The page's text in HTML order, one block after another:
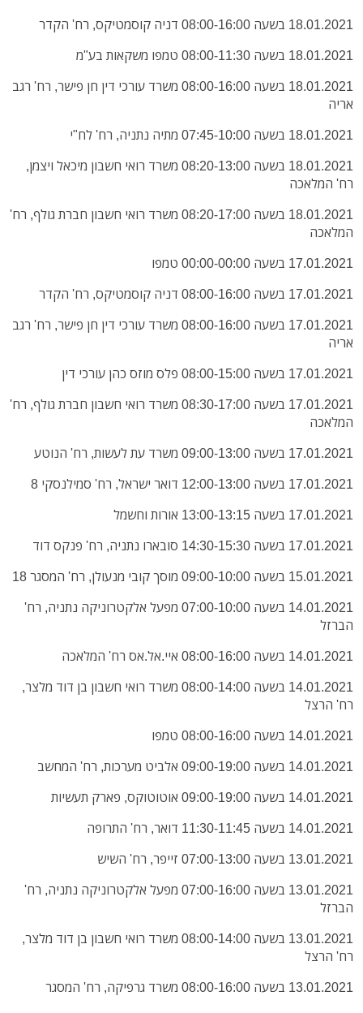
18.01.2021 בשעה 08:00-16:00 דניה קוסמטיקס, רח' הקדר
18.01.2021 בשעה 08:00-11:30 טמפו משקאות בע"מ
18.01.2021 בשעה 08:00-16:00 משרד עורכי דין חן פישר, רח' רגב
אריה
18.01.2021 בשעה 07:45-10:00 מתיה נתניה, רח' לח"י
18.01.2021 בשעה 08:20-13:00 משרד רואי חשבון מיכאל ויצמן,
רח' המלאכה
18.01.2021 בשעה 08:20-17:00 משרד רואי חשבון חברת גולף, רח'
המלאכה
17.01.2021 בשעה 00:00-00:00 טמפו
17.01.2021 בשעה 08:00-16:00 דניה קוסמטיקס, רח' הקדר
17.01.2021 בשעה 08:00-16:00 משרד עורכי דין חן פישר, רח' רגב
אריה
17.01.2021 בשעה 08:00-15:00 פלס מוזס כהן עורכי דין
17.01.2021 בשעה 08:30-17:00 משרד רואי חשבון חברת גולף, רח'
המלאכה
17.01.2021 בשעה 09:00-13:00 משרד עת לעשות, רח' הנוטע
17.01.2021 בשעה 12:00-13:00 דואר ישראל, רח' סמילנסקי 8
17.01.2021 בשעה 13:00-13:15 אורות וחשמל
17.01.2021 בשעה 14:30-15:30 סובארו נתניה, רח' פנקס דוד
15.01.2021 בשעה 09:00-10:00 מוסך קובי מנעולן, רח' המסגר 18
14.01.2021 בשעה 07:00-10:00 מפעל אלקטרוניקה נתניה, רח'
הברזל
14.01.2021 בשעה 08:00-16:00 איי.אל.אס רח' המלאכה
14.01.2021 בשעה 08:00-14:00 משרד רואי חשבון בן דוד מלצר,
רח' הרצל
14.01.2021 בשעה 08:00-16:00 טמפו
14.01.2021 בשעה 09:00-19:00 אלביט מערכות, רח' המחשב
14.01.2021 בשעה 09:00-19:00 אוטוטוקס, פארק תעשיות
14.01.2021 בשעה 11:30-11:45 דואר, רח' התרופה
13.01.2021 בשעה 07:00-13:00 זייפר, רח' השיש
13.01.2021 בשעה 07:00-16:00 מפעל אלקטרוניקה נתניה, רח'
הברזל
13.01.2021 בשעה 08:00-14:00 משרד רואי חשבון בן דוד מלצר,
רח' הרצל
13.01.2021 בשעה 08:00-16:00 משרד גרפיקה, רח' המסגר